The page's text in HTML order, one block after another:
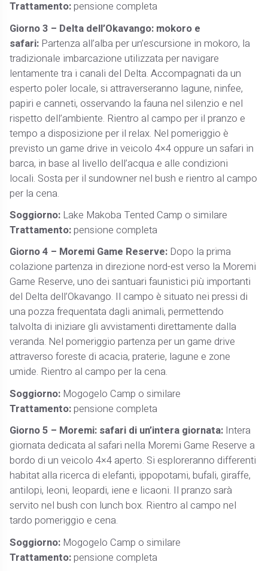
Trattamento:pensione completa
Giorno 3 – Delta dell’Okavango: mokoro e
safari: Partenza all’alba per un’escursione in mokoro, la
tradizionale imbarcazione utilizzata per navigare
lentamente tra i canali del Delta. Accompagnati da un
esperto poler locale, si attraverseranno lagune, ninfee,
papiri e canneti, osservando la fauna nel silenzio e nel
rispetto dell’ambiente. Rientro al campo per il pranzo e
tempo a disposizione per il relax. Nel pomeriggio è
previsto un game drive in veicolo 4×4 oppure un safari in
barca, in base al livello dell’acqua e alle condizioni
locali. Sosta per il sundowner nel bush e rientro al campo
per la cena.
Soggiorno: Lake Makoba Tented Camp o similare
Trattamento:pensione completa
Giorno 4 – Moremi Game Reserve: Dopo la prima
colazione partenza in direzione nord-est verso la Moremi
Game Reserve, uno dei santuari faunistici più importanti
del Delta dell’Okavango. Il campo è situato nei pressi di
una pozza frequentata dagli animali, permettendo
talvolta di iniziare gli avvistamenti direttamente dalla
veranda. Nel pomeriggio partenza per un game drive
attraverso foreste di acacia, praterie, lagune e zone
umide. Rientro al campo per la cena.
Soggiorno: Mogogelo Camp o similare
Trattamento:pensione completa
Giorno 5 – Moremi: safari di un’intera giornata: Intera
giornata dedicata al safari nella Moremi Game Reserve a
bordo di un veicolo 4×4 aperto. Si esploreranno differenti
habitat alla ricerca di elefanti, ippopotami, bufali, giraffe,
antilopi, leoni, leopardi, iene e licaoni. Il pranzo sarà
servito nel bush con lunch box. Rientro al campo nel
tardo pomeriggio e cena.
Soggiorno: Mogogelo Camp o similare
Trattamento:pensione completa